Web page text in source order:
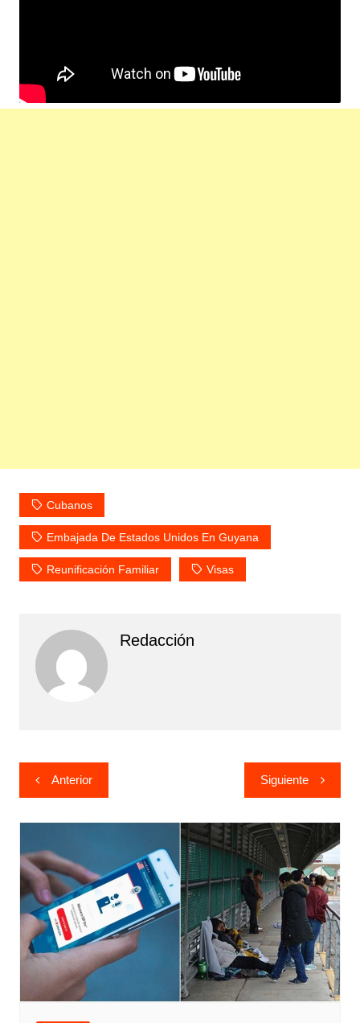
Cubanos
Embajada De Estados Unidos En Guyana
Reunificación Familiar Visas
Redacción
Navegación
de
entradas
Anterior Siguiente